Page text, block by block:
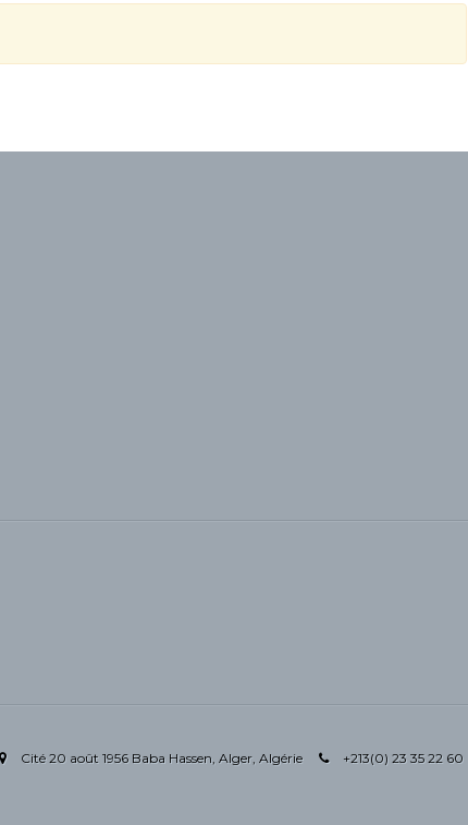
Cité 20 août 1956 Baba Hassen, Alger, Algérie +213(0) 23 35 22 60